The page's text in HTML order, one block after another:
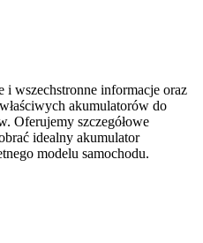
i wszechstronne informacje oraz
akumulatorów do
Oferujemy szczegółowe
idealny akumulator
modelu samochodu.